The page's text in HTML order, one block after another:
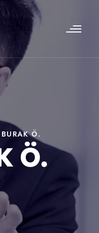
BURAK Ö.
Ö.